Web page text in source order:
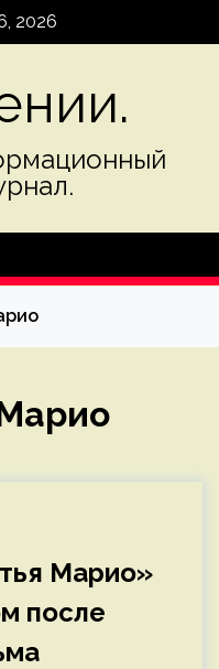
2026
Марио»
после